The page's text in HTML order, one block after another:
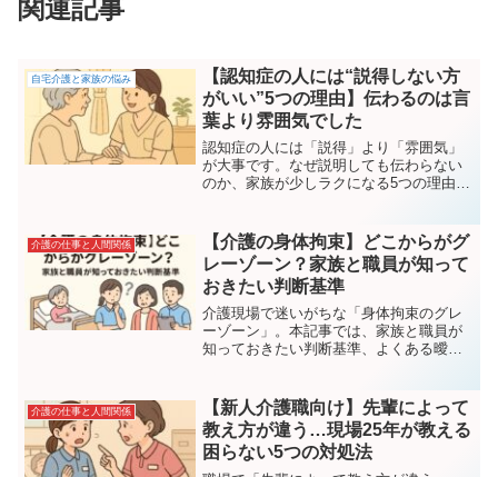
関連記事
自宅介護と家族の悩み
【認知症の人には“説得しない方
がいい”5つの理由】伝わるのは言
葉より雰囲気でした
認知症の人には「説得」より「雰囲気」
が大事です。なぜ説明しても伝わらない
のか、家族が少しラクになる5つの理由
介護の仕事と人間関係
【介護の身体拘束】どこからがグ
レーゾーン？家族と職員が知って
おきたい判断基準
介護現場で迷いがちな「身体拘束のグレ
ーゾーン」。本記事では、家族と職員が
知っておきたい判断基準、よくある曖昧
介護の仕事と人間関係
【新人介護職向け】先輩によって
教え方が違う…現場25年が教える
困らない5つの対処法